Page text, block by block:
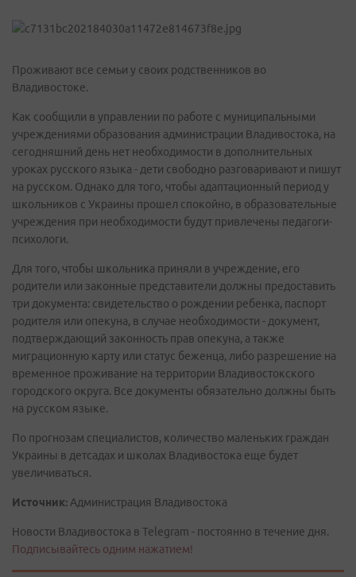
Проживают все семьи у своих родственников во
Владивостоке.
Как сообщили в управлении по работе с муниципальными
учреждениями образования администрации Владивостока, на
сегодняшний день нет необходимости в дополнительных
уроках русского языка - дети свободно разговаривают и пишут
на русском. Однако для того, чтобы адаптационный период у
школьников с Украины прошел спокойно, в образовательные
учреждения при необходимости будут привлечены педагоги-
психологи.
Для того, чтобы школьника приняли в учреждение, его
родители или законные представители должны предоставить
три документа: свидетельство о рождении ребенка, паспорт
родителя или опекуна, в случае необходимости - документ,
подтверждающий законность прав опекуна, а также
миграционную карту или статус беженца, либо разрешение на
временное проживание на территории Владивостокского
городского округа. Все документы обязательно должны быть
на русском языке.
По прогнозам специалистов, количество маленьких граждан
Украины в детсадах и школах Владивостока еще будет
увеличиваться.
Источник: Администрация Владивостока
Новости Владивостока в Telegram - постоянно в течение дня.
Подписывайтесь одним нажатием!